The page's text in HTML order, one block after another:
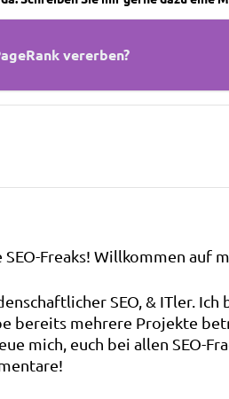
vererben?
Freaks! Willkommen auf
SEO, & ITler. Ich
bereits mehrere Projekte
mich, euch bei allen SEO-